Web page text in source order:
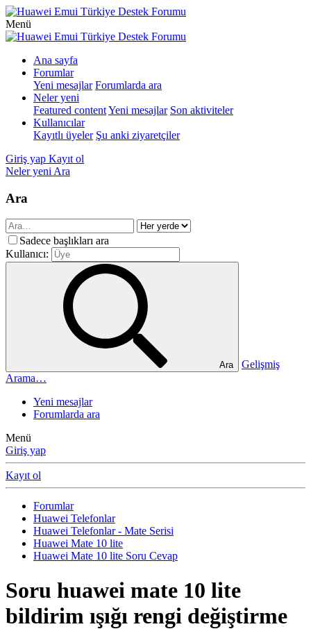
Menü
Ana sayfa
Forumlar
Yeni mesajlar Forumlarda ara
Neler yeni
Featured contentYeni mesajlar Son aktiviteler
Kullanıcılar
Kayıtlı üyeler Şu anki ziyaretçiler
Giriş yap Kayıt ol
Neler yeni Ara
Ara
Sadece başlıkları ara
Kullanıcı:
Ara
Gelişmiş
Arama…
Yeni mesajlar
Forumlarda ara
Menü
Giriş yap
Kayıt ol
Forumlar
Huawei Telefonlar
Huawei Telefonlar - Mate Serisi
Huawei Mate 10 lite
Huawei Mate 10 lite Soru Cevap
Soru huawei mate 10 lite
bildirim ışığı rengi değiştirme